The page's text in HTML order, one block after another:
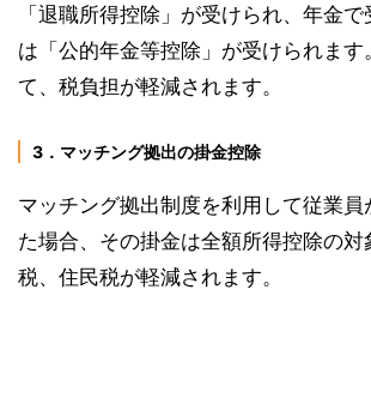
「退職所得控除」が受けられ、年金
は「公的年金等控除」が受けられます
て、税負担が軽減されます。
3．マッチング拠出の掛金控除
マッチング拠出制度を利用して従業員
た場合、その掛金は全額所得控除の
税、住民税が軽減されます。